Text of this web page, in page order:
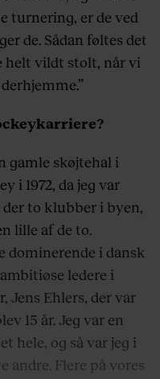
turnering, er de ved
de. Sådan føltes det
helt vildt stolt, når vi
gamle skøjtehal i
i 1972, da jeg var
der to klubber i byen,
lille af de to.
dominerende i dansk
ledere i
Jens Ehlers, der var
15 år. Jeg var en
hele, og så var jeg i
andre. Flere på vores